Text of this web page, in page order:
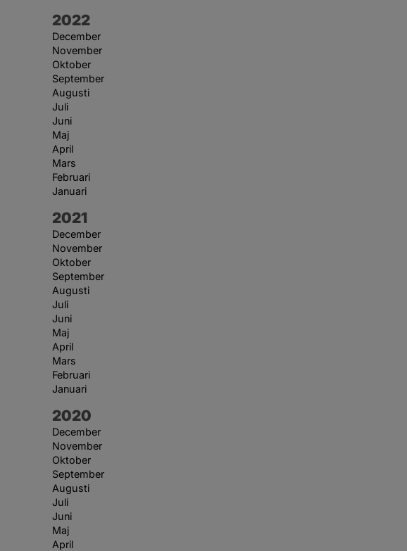
År:
2022
December
November
Oktober
September
Augusti
Juli
Juni
Maj
April
Mars
Februari
Januari
År:
2021
December
November
Oktober
September
Augusti
Juli
Juni
Maj
April
Mars
Februari
Januari
År:
2020
December
November
Oktober
September
Augusti
Juli
Juni
Maj
April